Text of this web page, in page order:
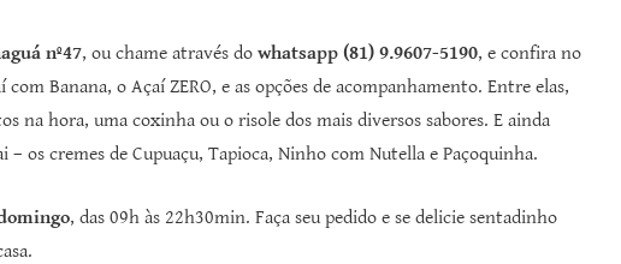
nº47, ou chame através do whatsapp (81) 9.9607-5190, e confira no
Banana, o Açaí ZERO, e as opções de acompanhamento. Entre elas,
na hora, uma coxinha ou o risole dos mais diversos sabores. E ainda
os cremes de Cupuaçu, Tapioca, Ninho com Nutella e Paçoquinha.
, das 09h às 22h30min. Faça seu pedido e se delicie sentadinho